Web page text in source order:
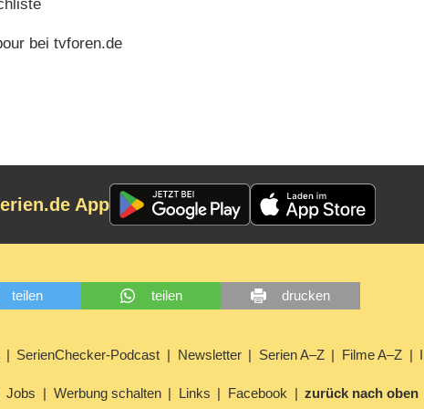
bei tvforen.de
App
teilen teilen drucken
SerienChecker-Podcast Newsletter Serien A–Z Filme A–Z
Jobs Werbung schalten Links Facebook zurück nach oben